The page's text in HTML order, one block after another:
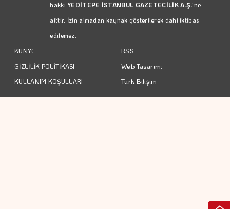
hakkıYEDİTEPE İSTANBUL GAZETECİLİK A.Ş.'ne
aittir. İzin almadan kaynak gösterilerek dahi iktibas
edilemez.
KÜNYE
GİZLİLİK POLİTİKASI
KULLANIM KOŞULLARI
RSS
Web Tasarım:
Türk Bilişim